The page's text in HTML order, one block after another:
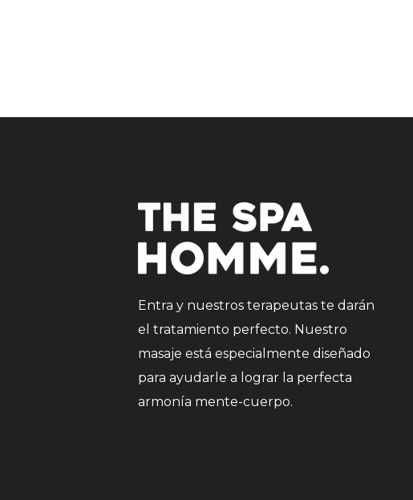
Entra y nuestros terapeutas te darán
el tratamiento perfecto. Nuestro
masaje está especialmente diseñado
para ayudarle a lograr la perfecta
armonía mente-cuerpo.